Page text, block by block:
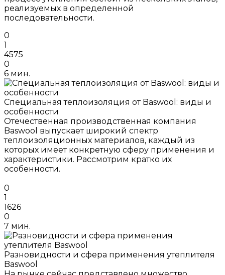
реализуемых в определенной
последовательности.
0
1
4575
0
6 мин.
Специальная теплоизоляция от Baswool: виды и
особенности
Отечественная производственная компания
Baswool выпускает широкий спектр
теплоизоляционных материалов, каждый из
которых имеет конкретную сферу применения и
характеристики. Рассмотрим кратко их
особенности.
0
1
1626
0
7 мин.
Разновидности и сфера применения утеплителя
Baswool